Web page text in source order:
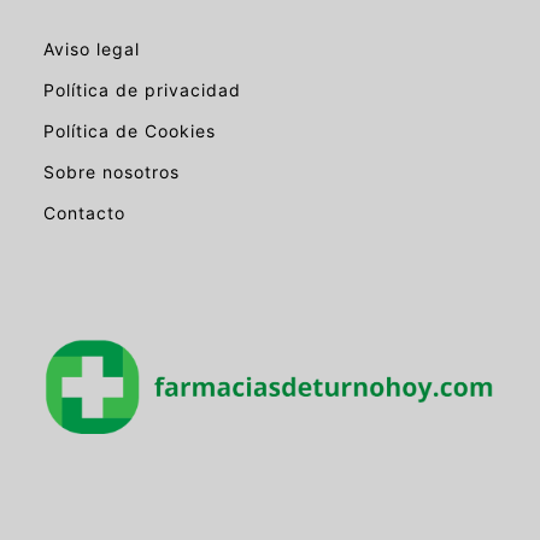
Aviso legal
Política de privacidad
Política de Cookies
Sobre nosotros
Contacto